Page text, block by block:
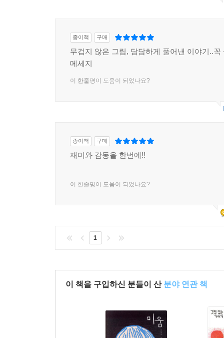
종이책 구매
무겁지 않은 그림, 담담하게 풀어낸 이야기..꼭
메세지
이 한줄평이 도움이 되었나요?
종이책 구매
재미와 감동을 한번에!!
이 한줄평이 도움이 되었나요?
1
이 책을 구입하신 분들이 산 분야 연관 책